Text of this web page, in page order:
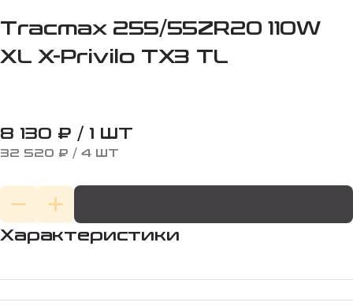
Tracmax 255/55ZR20 110W
XL X-Privilo TX3 TL
8 130 ₽ / 1 ШТ
32 520 ₽ / 4 ШТ
Характеристики